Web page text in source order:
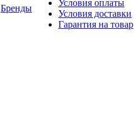
Бренды
Условия оплаты
Условия доставки
Гарантия на товар